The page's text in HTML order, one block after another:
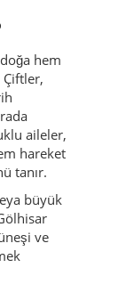
hem
aileler,
hareket
tanır.
büyük
ve